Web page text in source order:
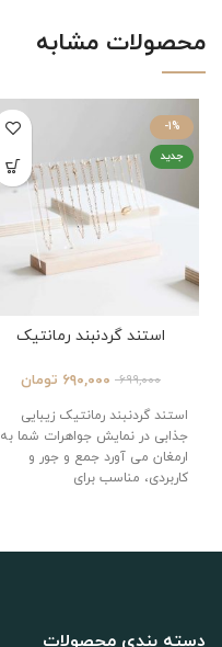
محصولات مشابه
-1%
جدید
استند گردنبند رمانتیک
۶۹۹,۰۰۰ ۶۹۰,۰۰۰ تومان
استند گردنبند رمانتیک زیبایی
جذابی در نمایش جواهرات شما به
ارمغان می آورد جمع و جور و
کاربردی، مناسب برای
دسته بندی محصولات